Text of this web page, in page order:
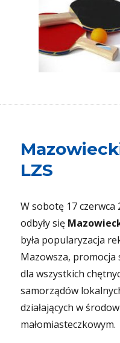
LZS
W sobotę 17 czerwca
odbyły się
była popularyzacja
Mazowsza,
dla wszystkich
samorządów
działających w
małomiasteczkowym.